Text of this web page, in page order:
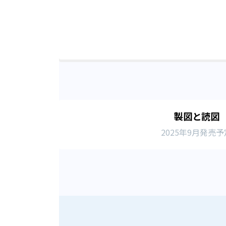
製図と読図
2025年9月発売